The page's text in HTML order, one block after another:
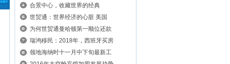
合景中心，收藏世界的经典
世贸通：世界经济的心脏 美国
为何世贸通曼哈顿第一顺位还款
瑞鸿移民：2018年，西班牙买房
领地海纳时十一月中下旬最新工